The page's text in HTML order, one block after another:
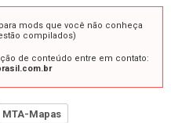
mods que você não conheça
compilados)
de conteúdo entre em contato:
MTA-Mapas